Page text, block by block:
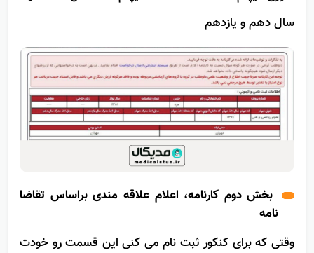
آموزی دیپلم 🗸کد منطقه اخذ دیپلم 🗸 محل اخذ مدرک
سال دهم و یازدهم
بخش دوم کارنامه، اعلام علاقه مندی براساس تقاضا
نامه